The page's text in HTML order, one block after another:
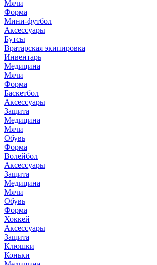
Мячи
Форма
Мини-футбол
Аксессуары
Бутсы
Вратарская экипировка
Инвентарь
Медицина
Мячи
Форма
Баскетбол
Аксессуары
Защита
Медицина
Мячи
Обувь
Форма
Волейбол
Аксессуары
Защита
Медицина
Мячи
Обувь
Форма
Хоккей
Аксессуары
Защита
Клюшки
Коньки